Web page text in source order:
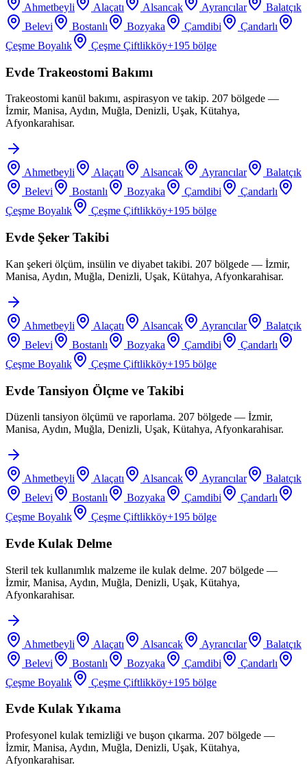
Ahmetbeyli Alaçatı Alsancak Ayrancılar
Balatçık
Belevi
Bostanlı Bozyaka Çamdibi
Çandarlı
Çeşme Boyalık
Çeşme Çiftlikköy+195 bölge
Evde Trakeostomi Bakımı
Trakeostomi kanül bakımı, aspirasyon ve takip. 207 bölgede —
İzmir, Manisa, Aydın, Muğla, Denizli, Uşak, Kütahya,
Afyonkarahisar.
Ahmetbeyli Alaçatı Alsancak Ayrancılar
Balatçık
Belevi
Bostanlı Bozyaka Çamdibi
Çandarlı
Çeşme Boyalık
Çeşme Çiftlikköy+195 bölge
Evde Şeker Takibi
Kan şekeri ölçüm, insülin ve diyabet takibi. 207 bölgede — İzmir,
Manisa, Aydın, Muğla, Denizli, Uşak, Kütahya, Afyonkarahisar.
Ahmetbeyli Alaçatı Alsancak Ayrancılar
Balatçık
Belevi
Bostanlı Bozyaka Çamdibi
Çandarlı
Çeşme Boyalık
Çeşme Çiftlikköy+195 bölge
Evde Tansiyon Ölçme ve Takibi
Düzenli tansiyon ölçümü ve raporlama. 207 bölgede — İzmir,
Manisa, Aydın, Muğla, Denizli, Uşak, Kütahya, Afyonkarahisar.
Ahmetbeyli Alaçatı Alsancak Ayrancılar
Balatçık
Belevi
Bostanlı Bozyaka Çamdibi
Çandarlı
Çeşme Boyalık
Çeşme Çiftlikköy+195 bölge
Evde Kulak Delme
Steril tek kullanımlık malzeme ile kulak delme. 207 bölgede —
İzmir, Manisa, Aydın, Muğla, Denizli, Uşak, Kütahya,
Afyonkarahisar.
Ahmetbeyli Alaçatı Alsancak Ayrancılar
Balatçık
Belevi
Bostanlı Bozyaka Çamdibi
Çandarlı
Çeşme Boyalık
Çeşme Çiftlikköy+195 bölge
Evde Kulak Yıkama
Profesyonel kulak temizliği ve buşon çıkarma. 207 bölgede —
İzmir, Manisa, Aydın, Muğla, Denizli, Uşak, Kütahya,
Afyonkarahisar.